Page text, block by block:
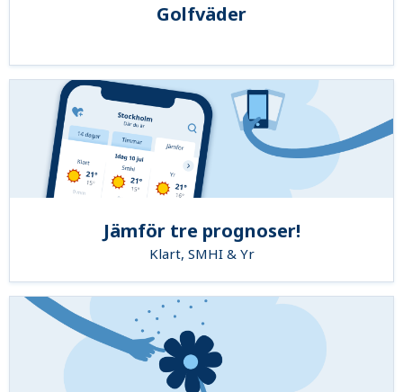
Golfväder
Jämför tre prognoser!
Klart, SMHI & Yr